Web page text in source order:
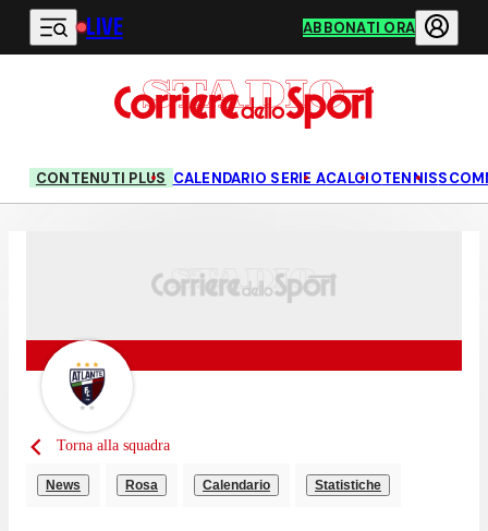
Vai al contenuto principale
LIVE ABBONATI ORA
CONTENUTI PLUS CALENDARIO SERIE ACALCIOTENNIS
Torna alla squadra
News Rosa Calendario Statistiche